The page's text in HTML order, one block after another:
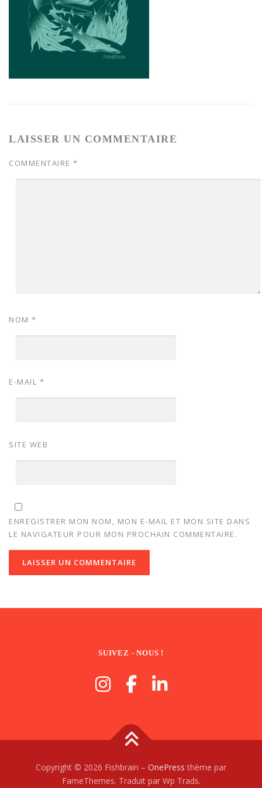
LAISSER UN COMMENTAIRE
COMMENTAIRE *
NOM *
E-MAIL *
SITE WEB
ENREGISTRER MON NOM, MON E-MAIL ET MON SITE DANS
LE NAVIGATEUR POUR MON PROCHAIN COMMENTAIRE.
SUIVEZ - NOUS !
Copyright © 2026 Fishbrain – OnePress thème par
FameThemes. Traduit par Wp Trads.